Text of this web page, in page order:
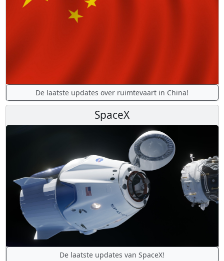
De laatste updates over ruimtevaart in China!
SpaceX
De laatste updates van SpaceX!